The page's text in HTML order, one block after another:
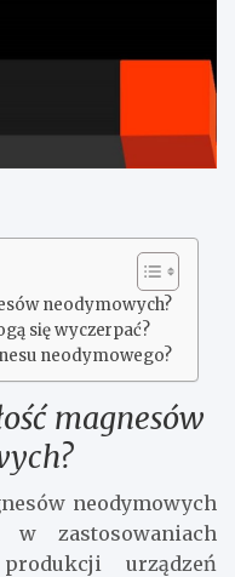
neodymowych?
się wyczerpać?
neodymowego?
magnesów
neodymowych
zastosowaniach
urządzeń